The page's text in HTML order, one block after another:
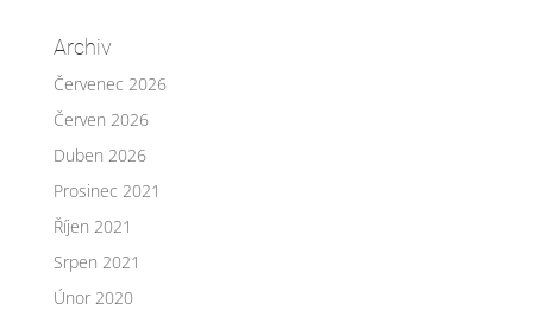
Archiv
Červenec 2026
Červen 2026
Duben 2026
Prosinec 2021
Říjen 2021
Srpen 2021
Únor 2020